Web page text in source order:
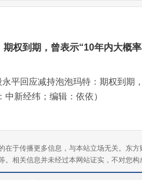
权到期，曾表示“10年内大概
平回应减持泡泡玛特：期权到期
中新经纬；编辑：依依）
在于传播更多信息，与本站立场无关。东
。相关信息并未经过本网站证实，不对您